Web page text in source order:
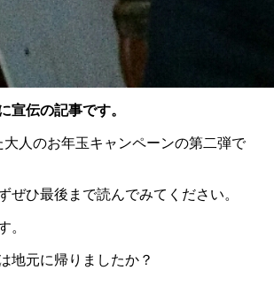
宣伝の記事です。
大人のお年玉キャンペーンの第二弾で
ぜひ最後まで読んでみてください。
。
地元に帰りましたか？